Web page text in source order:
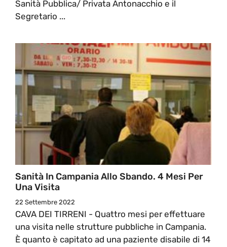
Sanità Pubblica/ Privata Antonacchio e il
Segretario ...
Sanità In Campania Allo Sbando. 4 Mesi Per
Una Visita
22 Settembre 2022
CAVA DEI TIRRENI - Quattro mesi per effettuare
una visita nelle strutture pubbliche in Campania.
È quanto è capitato ad una paziente disabile di 14